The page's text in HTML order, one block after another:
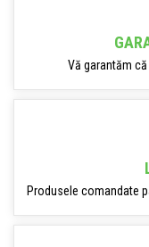
Vă garantăm
Produsele comandate